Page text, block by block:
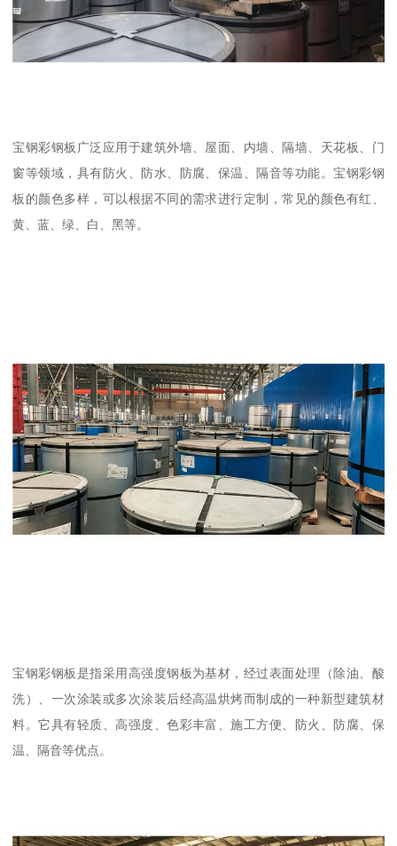
宝钢彩钢板广泛应用于建筑外墙、屋面、内墙、隔墙、天花板、门
窗等领域，具有防火、防水、防腐、保温、隔音等功能。宝钢彩钢
板的颜色多样，可以根据不同的需求进行定制，常见的颜色有红、
黄、蓝、绿、白、黑等。
宝钢彩钢板是指采用高强度钢板为基材，经过表面处理（除油、酸
洗）、一次涂装或多次涂装后经高温烘烤而制成的一种新型建筑材
料。它具有轻质、高强度、色彩丰富、施工方便、防火、防腐、保
温、隔音等优点。